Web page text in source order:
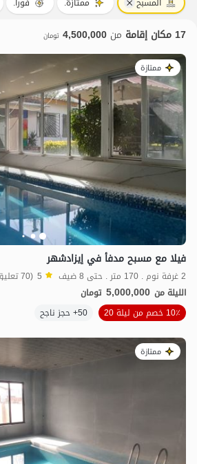
17 مكان إقامة من 4,500,000 تومان
ممتازة
فيلا مع مسبح مدفأ في إيزادشهر
2 غرفة نوم . 170 متر . حتى 8 ضيف 5 (70 تعليق)
الليلة من 5,000,000 تومان
10٪ خصم من ليلة 20
50+ حجز ناجح
ممتازة